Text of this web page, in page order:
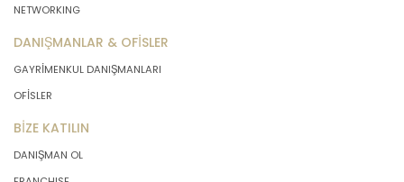
NETWORKING
DANIŞMANLAR & OFİSLER
GAYRİMENKUL DANIŞMANLARI
OFİSLER
BİZE KATILIN
DANIŞMAN OL